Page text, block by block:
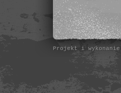
Projekt i wykonanie